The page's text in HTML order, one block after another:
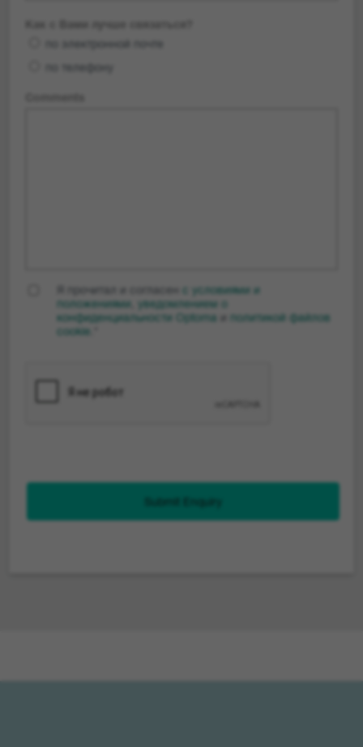
Как с Вами лучше связаться?
по электронной почте
по телефону
Я прочитал и согласен
c условиями и
положениями уведомлением о
конфиденциальности Optoma и политикой файлов
cookie
Submit Enquiry